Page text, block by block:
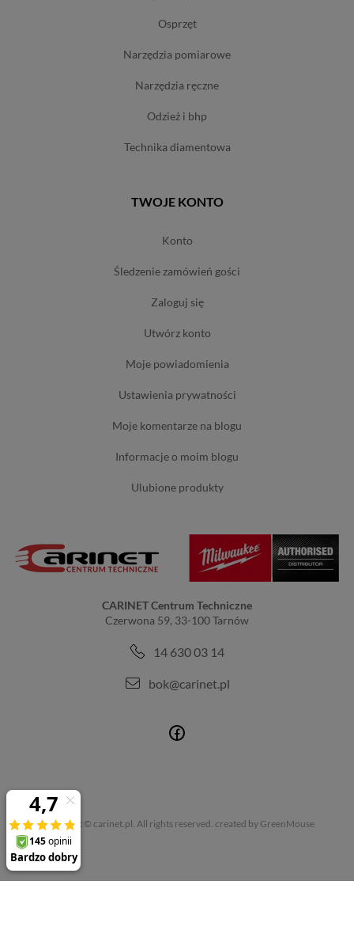
osprzęt
narzędzia pomiarowe
narzędzia ręczne
odzież i bhp
technika diamentowa
TWOJE KONTO
konto
śledzenie zamówień gości
zaloguj się
utwórz konto
moje powiadomienia
ustawienia prywatności
moje komentarze na blogu
informacje o moim blogu
ulubione produkty
CARINET Centrum Techniczne
Czerwona 59, 33-100 Tarnów
14 630 03 14
bok@carinet.pl
Copyright © carinet.pl. All rights reserved. created by GreenMouse